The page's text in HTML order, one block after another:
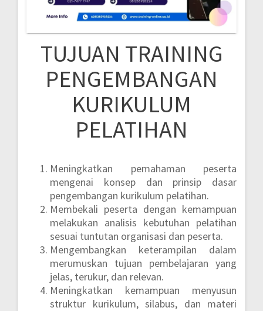
TUJUAN TRAINING
PENGEMBANGAN
KURIKULUM
PELATIHAN
Meningkatkan pemahaman peserta
mengenai konsep dan prinsip dasar
pengembangan kurikulum pelatihan.
Membekali peserta dengan kemampuan
melakukan analisis kebutuhan pelatihan
sesuai tuntutan organisasi dan peserta.
Mengembangkan keterampilan dalam
merumuskan tujuan pembelajaran yang
jelas, terukur, dan relevan.
Meningkatkan kemampuan menyusun
struktur kurikulum, silabus, dan materi